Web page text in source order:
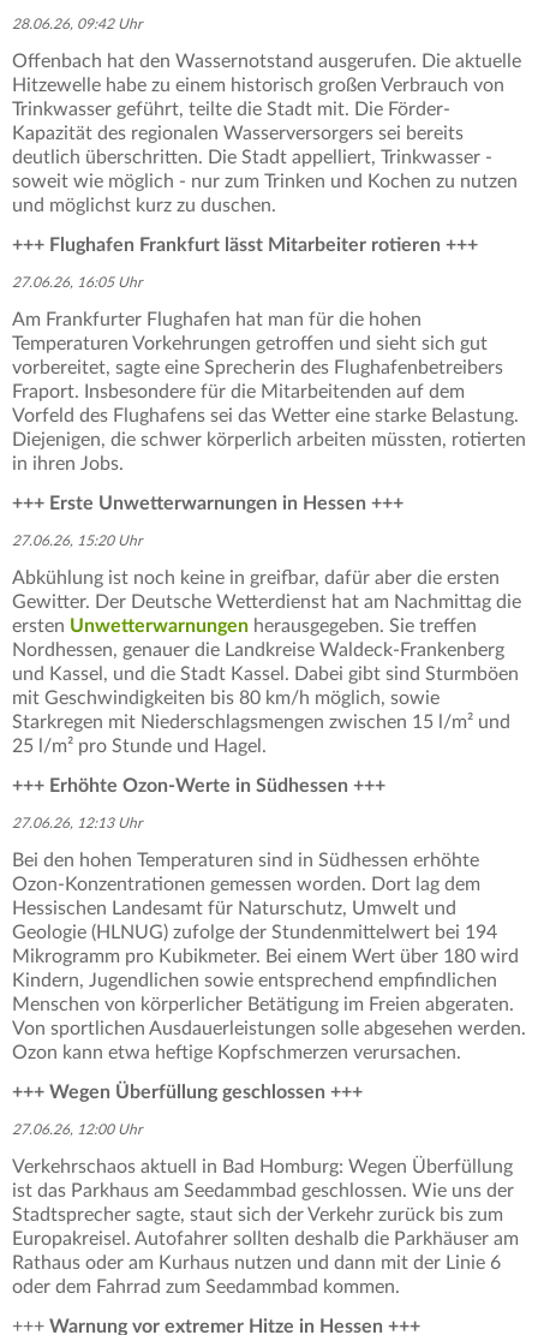
28.06.26, 09:42 Uhr
Offenbach hat den Wassernotstand ausgerufen. Die aktuelle
Hitzewelle habe zu einem historisch großen Verbrauch von
Trinkwasser geführt, teilte die Stadt mit. Die Förder-
Kapazität des regionalen Wasserversorgers sei bereits
deutlich überschritten. Die Stadt appelliert, Trinkwasser -
soweit wie möglich - nur zum Trinken und Kochen zu nutzen
und möglichst kurz zu duschen.
+++ Flughafen Frankfurt lässt Mitarbeiter rotieren +++
27.06.26, 16:05 Uhr
Am Frankfurter Flughafen hat man für die hohen
Temperaturen Vorkehrungen getroffen und sieht sich gut
vorbereitet, sagte eine Sprecherin des Flughafenbetreibers
Fraport. Insbesondere für die Mitarbeitenden auf dem
Vorfeld des Flughafens sei das Wetter eine starke Belastung.
Diejenigen, die schwer körperlich arbeiten müssten, rotierten
in ihren Jobs.
+++ Erste Unwetterwarnungen in Hessen +++
27.06.26, 15:20 Uhr
Abkühlung ist noch keine in greifbar, dafür aber die ersten
Gewitter. Der Deutsche Wetterdienst hat am Nachmittag die
ersten Unwetterwarnungen herausgegeben. Sie treffen
Nordhessen, genauer die Landkreise Waldeck-Frankenberg
und Kassel, und die Stadt Kassel. Dabei gibt sind Sturmböen
mit Geschwindigkeiten bis 80 km/h möglich, sowie
Starkregen mit Niederschlagsmengen zwischen 15 l/m² und
25 l/m² pro Stunde und Hagel.
+++ Erhöhte Ozon-Werte in Südhessen +++
27.06.26, 12:13 Uhr
Bei den hohen Temperaturen sind in Südhessen erhöhte
Ozon-Konzentrationen gemessen worden. Dort lag dem
Hessischen Landesamt für Naturschutz, Umwelt und
Geologie (HLNUG) zufolge der Stundenmittelwert bei 194
Mikrogramm pro Kubikmeter. Bei einem Wert über 180 wird
Kindern, Jugendlichen sowie entsprechend empfindlichen
Menschen von körperlicher Betätigung im Freien abgeraten.
Von sportlichen Ausdauerleistungen solle abgesehen werden.
Ozon kann etwa heftige Kopfschmerzen verursachen.
+++ Wegen Überfüllung geschlossen +++
27.06.26, 12:00 Uhr
Verkehrschaos aktuell in Bad Homburg: Wegen Überfüllung
ist das Parkhaus am Seedammbad geschlossen. Wie uns der
Stadtsprecher sagte, staut sich der Verkehr zurück bis zum
Europakreisel. Autofahrer sollten deshalb die Parkhäuser am
Rathaus oder am Kurhaus nutzen und dann mit der Linie 6
oder dem Fahrrad zum Seedammbad kommen.
+++ Warnung vor extremer Hitze in Hessen +++